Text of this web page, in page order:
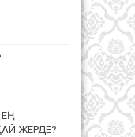
ЕҢ
ЖЕРДЕ?